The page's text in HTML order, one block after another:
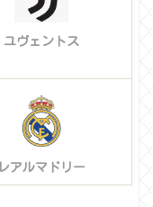
ユヴェントス
レアルマドリー